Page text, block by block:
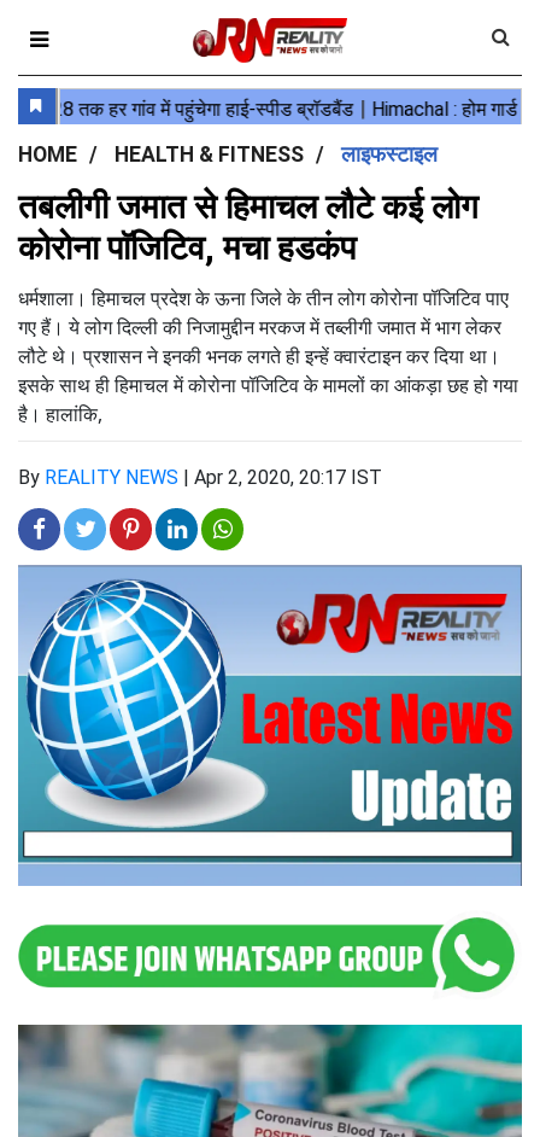
HOME HEALTH & FITNESS लाइफस्टाइल
तबलीगी जमात से हिमाचल लौटे कई लोग
कोरोना पाॅजिटिव, मचा हडकंप
धर्मशाला। हिमाचल प्रदेश के ऊना जिले के तीन लोग कोरोना पॉजिटिव पाए
गए हैं। ये लोग दिल्ली की निजामुद्दीन मरकज में तब्लीगी जमात में भाग लेकर
लौटे थे। प्रशासन ने इनकी भनक लगते ही इन्हें क्वारंटाइन कर दिया था।
इसके साथ ही हिमाचल में कोरोना पॉजिटिव के मामलों का आंकड़ा छह हो गया
है। हालांकि,
By REALITY NEWS | Apr 2, 2020, 20:17 IST